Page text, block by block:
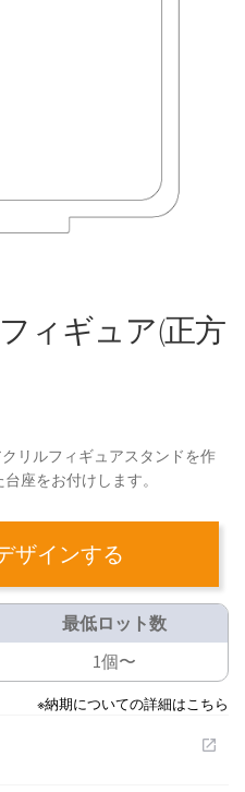
ィギュア(正方
リルフィギュアスタンドを作
座をお付けします。
ザインする
最低ロット数
1個〜
※納期についての詳細はこちら
open_in_new